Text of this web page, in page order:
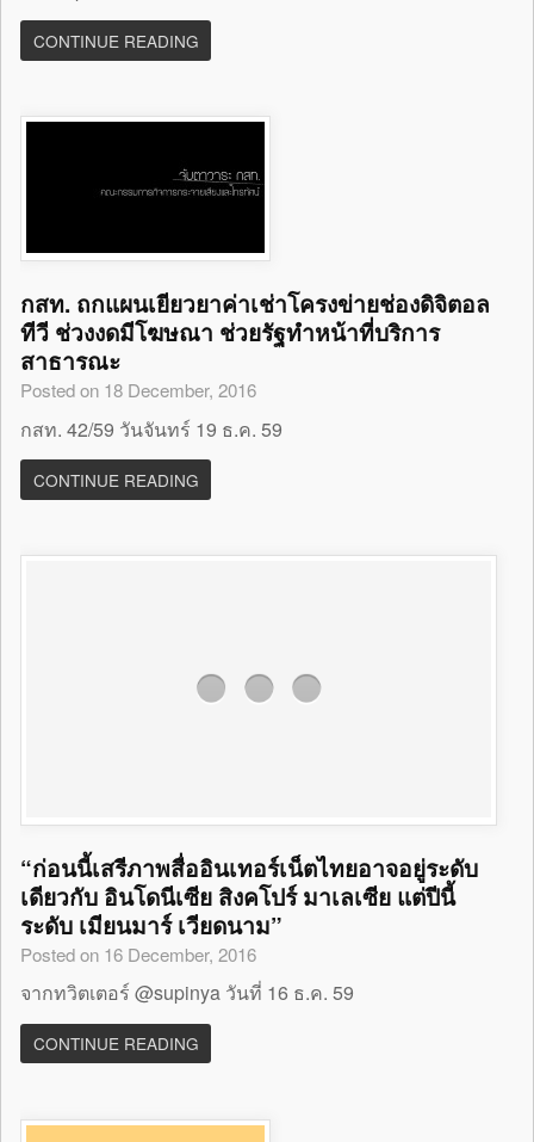
CONTINUE READING
กสท. ถกแผนเยียวยาค่าเช่าโครงข่ายช่องดิจิตอล
ทีวี ช่วงงดมีโฆษณา ช่วยรัฐทำหน้าที่บริการ
สาธารณะ
Posted on 18 December, 2016
กสท. 42/59 วันจันทร์ 19 ธ.ค. 59
CONTINUE READING
“ก่อนนี้เสรีภาพสื่ออินเทอร์เน็ตไทยอาจอยู่ระดับ
เดียวกับ อินโดนีเซีย สิงคโปร์ มาเลเซีย แต่ปีนี้
ระดับ เมียนมาร์ เวียดนาม”
Posted on 16 December, 2016
จากทวิตเตอร์ @supinya วันที่ 16 ธ.ค. 59
CONTINUE READING